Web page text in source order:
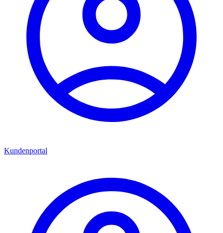
Kundenportal